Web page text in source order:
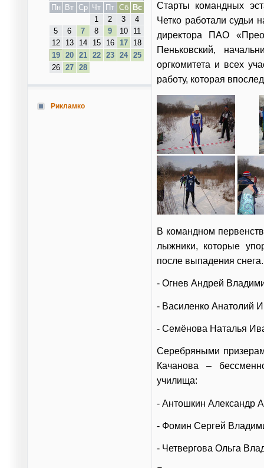
Пн
Вт Ср Чт Пт Сб
Вс
1
2 3
4
5
6 7 8 9 10
11
12
13 14 15 16 17
18
19
20 21 22 23 24
25
26
27 28
Рикламко
Старты командных
Четко работали судьи
директора ПАО
Пеньковский,
оргкомитета и всех
работу, которая
В командном
лыжники, которые
после выпадения
- Огнев Андрей
- Василенко Анатолий
- Семёнова Наталья
Серебряными
Качанова –
училища:
- Антошкин Александр
- Фомин Сергей
- Четвергова Ольга